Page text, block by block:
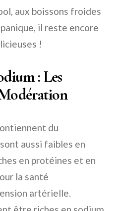
aux boissons froides
il reste encore
!
: Les
du
aussi faibles en
en protéines et en
la santé
artérielle.